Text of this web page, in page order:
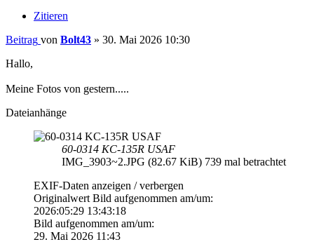
Zitieren
Beitrag von Bolt43 » 30. Mai 2026 10:30
Hallo,
Meine Fotos von gestern.....
Dateianhänge
60-0314 KC-135R USAF
IMG_3903~2.JPG (82.67 KiB) 739 mal betrachtet
EXIF-Daten anzeigen / verbergen
Originalwert Bild aufgenommen am/um:
2026:05:29 13:43:18
Bild aufgenommen am/um:
29. Mai 2026 11:43